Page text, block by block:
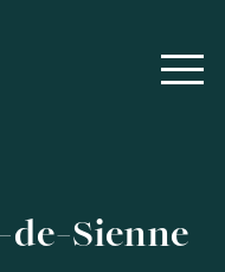
Sienne